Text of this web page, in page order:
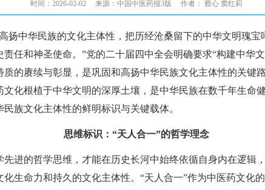
时间：2026-02-02 来源：中国中医药报3版 作者： 蔡心 窦红莉
扬中华民族的文化主体性，把历经沧桑留下的中华文明瑰宝
任和神圣使命。”党的二十届四中全会明确要求“构建中华
质的赓续与彰显，是巩固和高扬中华民族文化主体性的关键
化根植于中华文明的深厚土壤，是中华民族在数千年生命
族文化主体性的鲜明标识与关键载体。
思维标识：“天人合一”的哲学理念
进的哲学思维，才能在历史长河中始终依循自身内在逻辑
生命力和持久的文化主体性。“天人合一”作为中医药文化